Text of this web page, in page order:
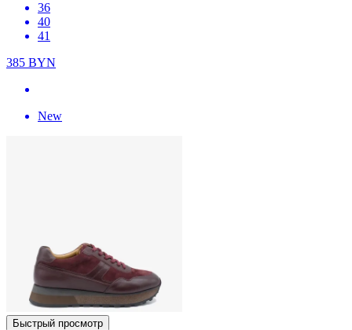
36
40
41
385 BYN
New
Быстрый просмотр